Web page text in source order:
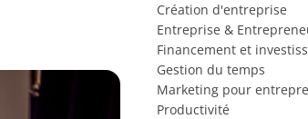
Création d'entreprise
Entreprise &
Financement et
Gestion du temps
Marketing pour
Productivité